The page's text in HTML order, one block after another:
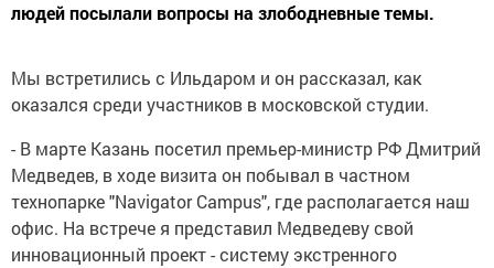
людей посылали вопросы на злободневные темы.
Мы встретились с Ильдаром и он рассказал, как
оказался среди участников в московской студии.
- В марте Казань посетил премьер-министр РФ Дмитрий
Медведев, в ходе визита он побывал в частном
технопарке "Navigator Campus", где располагается наш
офис. На встрече я представил Медведеву свой
инновационный проект - систему экстренного